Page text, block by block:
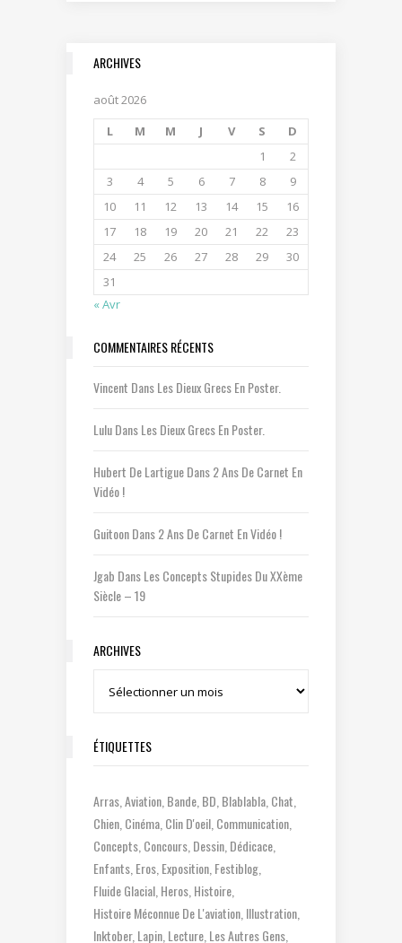
ARCHIVES
août 2026
L
M M J V S
D
1
2
3
4 5 6 7 8
9
10
11 12 13 14 15
16
17
18 19 20 21 22
23
24
25 26 27 28 29
30
31
« Avr
COMMENTAIRES RÉCENTS
Vincent DansLes Dieux Grecs En Poster.
LuluDansLes Dieux Grecs En Poster.
Hubert De LartigueDans2 Ans De Carnet En
Vidéo !
GuitoonDans2 Ans De Carnet En Vidéo !
Jgab DansLes Concepts Stupides Du XXème
Siècle – 19
ARCHIVES
Archives
ÉTIQUETTES
Arras Aviation Bande BD Blablabla Chat
Chien Cinéma Clin D'oeil Communication
Concepts Concours Dessin Dédicace
Enfants Eros Exposition Festiblog
Fluide Glacial Heros Histoire
Histoire Méconnue De L'aviation Illustration
Inktober Lapin Lecture Les Autres Gens